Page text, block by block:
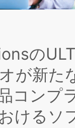
の
が新た
コンプ
けるソ